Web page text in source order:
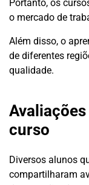
Portanto, os
o mercado de
Além disso, o
de diferentes
qualidade.
curso
Diversos alunos
compartilharam